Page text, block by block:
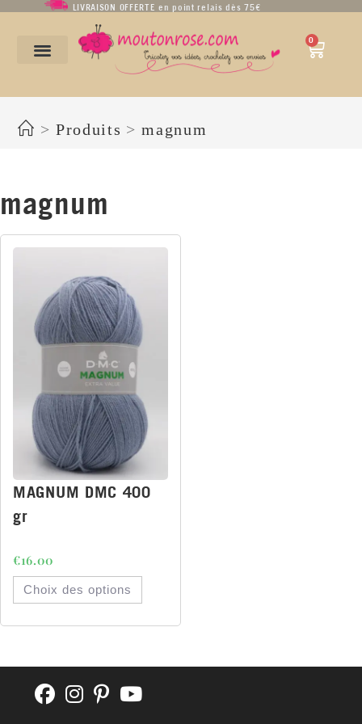
LIVRAISON OFFERTE en point relais dès 75€
0
> Produits > magnum
magnum
MAGNUM DMC 400
gr
€16.00
Choix des options